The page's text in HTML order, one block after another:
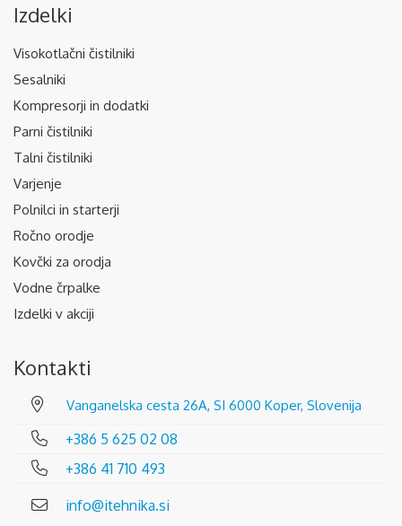
Izdelki
Visokotlačni čistilniki
Sesalniki
Kompresorji in dodatki
Parni čistilniki
Talni čistilniki
Varjenje
Polnilci in starterji
Ročno orodje
Kovčki za orodja
Vodne črpalke
Izdelki v akciji
Kontakti
Vanganelska cesta 26A, SI 6000 Koper, Slovenija
+386 5 625 02 08
+386 41 710 493
info@itehnika.si